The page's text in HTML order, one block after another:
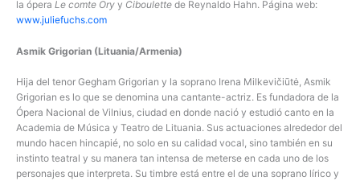
la ópera Le comte Ory y Ciboulette de Reynaldo Hahn. Página web:
www.juliefuchs.com
Asmik Grigorian (Lituania/Armenia)
Hija del tenor Gegham Grigorian y la soprano Irena Milkevičiūtė, Asmik
Grigorian es lo que se denomina una cantante-actriz. Es fundadora de la
Ópera Nacional de Vilnius, ciudad en donde nació y estudió canto en la
Academia de Música y Teatro de Lituania. Sus actuaciones alrededor del
mundo hacen hincapié, no solo en su calidad vocal, sino también en su
instinto teatral y su manera tan intensa de meterse en cada uno de los
personajes que interpreta. Su timbre está entre el de una soprano lírico y